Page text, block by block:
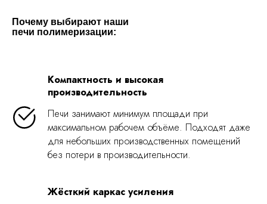
Почему выбирают наши
печи полимеризации:
Компактность и высокая
производительность
Печи занимают минимум площади при
максимальном рабочем объёме. Подходят даже
для небольших производственных помещений
без потери в производительности.
Жёсткий каркас усиления